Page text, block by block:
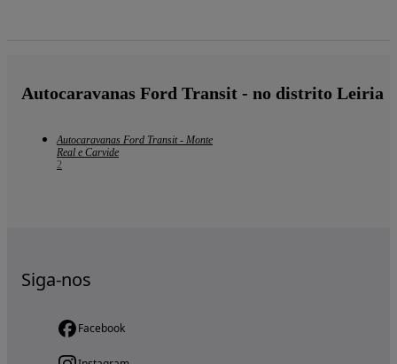
Autocaravanas Ford Transit - no distrito Leiria
Autocaravanas Ford Transit - Monte
Real e Carvide
2
Siga-nos
Facebook